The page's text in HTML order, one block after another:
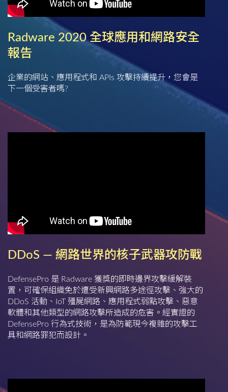
Radware 2020 全球應用和網路安全
報告
企業的網站、應用程式和 APIs 攻擊持續提升，您會是
下一個受害者嗎?
DDoS — 網路世界的核子武器攻防戰
DefensePro 是 Radware 獲獎的即時邊界攻擊緩解裝
置，可確保組織免於遭受新興網路多途徑攻擊、強大的
DDoS 活動、IoT 殭屍網路、應用程式弱點攻擊、惡意
軟體和其他類型的網路攻擊所造成的危害。經實證的
DefensePro 行為式技術，是為防範現今複雜的攻擊工
具和網路罪犯而設計。